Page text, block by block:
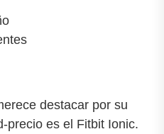
destacar por su
precio es el Fitbit Ionic.